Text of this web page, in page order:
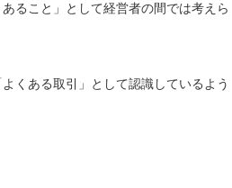
ること」として経営者の間では考えら
くある取引」として認識しているよう